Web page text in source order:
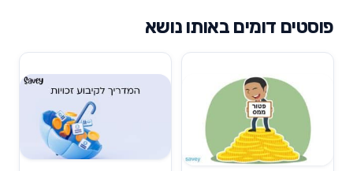
פוסטים דומים באותו נושא